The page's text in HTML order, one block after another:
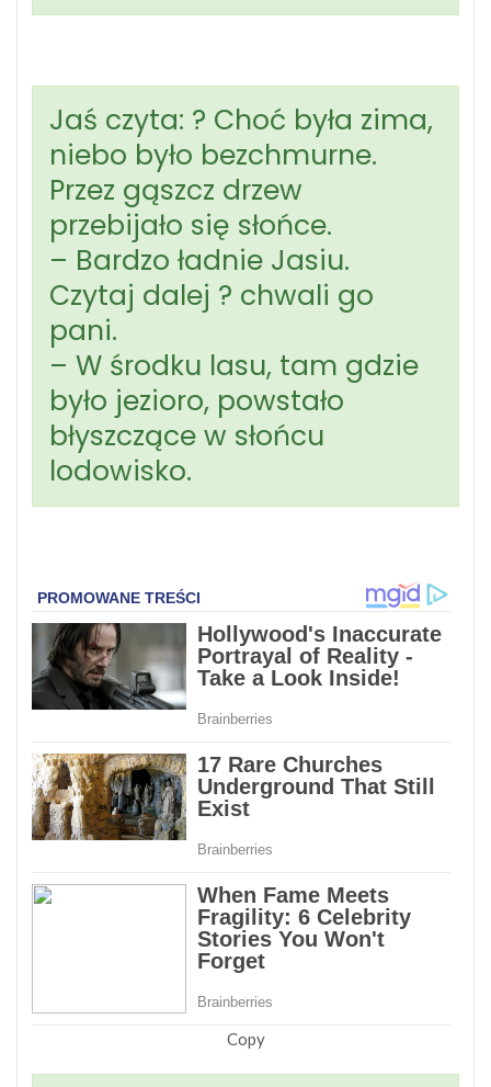
Jaś czyta: ? Choć była zima,
niebo było bezchmurne.
Przez gąszcz drzew
przebijało się słońce.
– Bardzo ładnie Jasiu.
Czytaj dalej ? chwali go
pani.
– W środku lasu, tam gdzie
było jezioro, powstało
błyszczące w słońcu
lodowisko.
Copy